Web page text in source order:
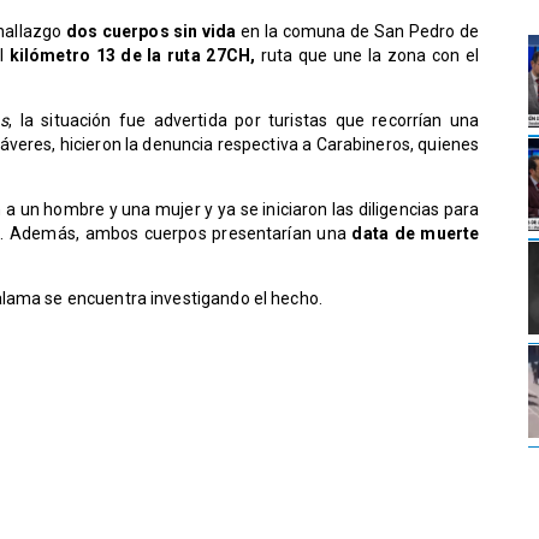
dos cuerpos sin vida en la comuna de San Pedro de
kilómetro 13 de la ruta 27CH, ruta que une la zona con el
, la situación fue advertida por turistas que recorrían una
hicieron la denuncia respectiva a Carabineros, quienes
un hombre y una mujer y ya se iniciaron las diligencias para
ambos cuerpos presentarían una data de muerte
se encuentra investigando el hecho.